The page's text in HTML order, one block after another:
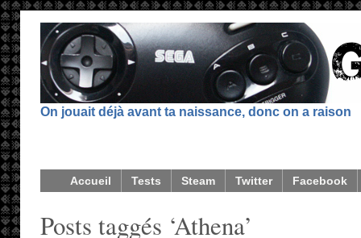
On jouait déjà avant ta naissance, donc on a raison
Accueil Tests Steam Twitter Facebook
Posts taggés ‘Athena’